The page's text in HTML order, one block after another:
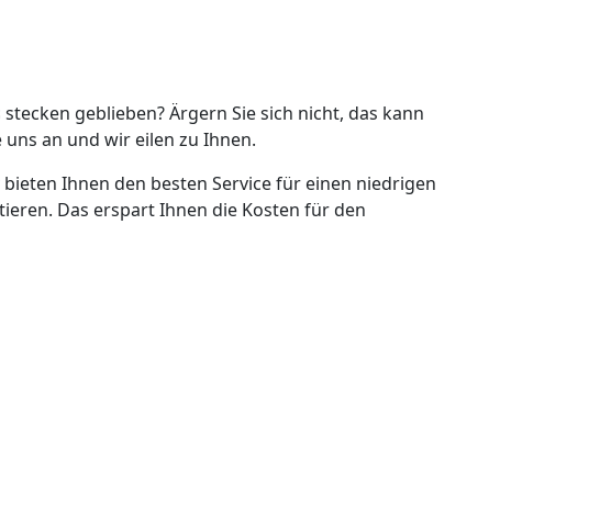
geblieben? Ärgern Sie sich nicht, das kann
an und wir eilen zu Ihnen.
Ihnen den besten Service für einen niedrigen
Das erspart Ihnen die Kosten für den